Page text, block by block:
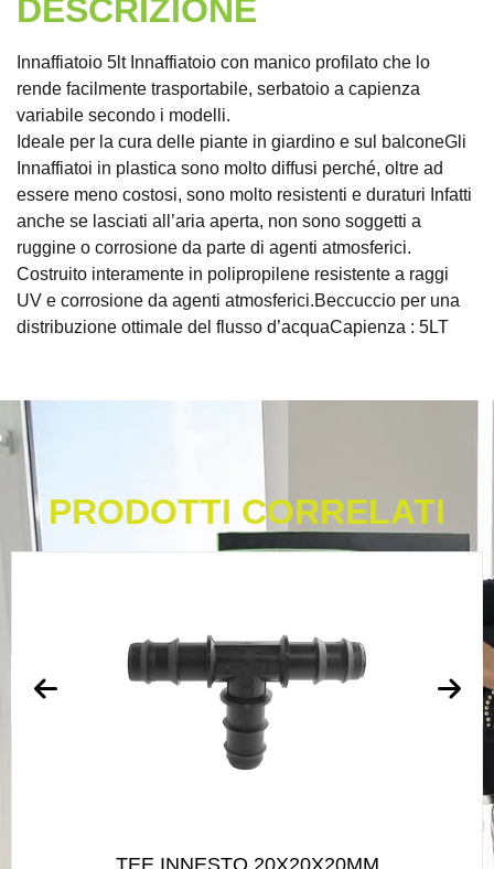
DESCRIZIONE
Innaffiatoio 5lt Innaffiatoio con manico profilato che lo
rende facilmente trasportabile, serbatoio a capienza
variabile secondo i modelli.
Ideale per la cura delle piante in giardino e sul balconeGli
Innaffiatoi in plastica sono molto diffusi perché, oltre ad
essere meno costosi, sono molto resistenti e duraturi Infatti
anche se lasciati all’aria aperta, non sono soggetti a
ruggine o corrosione da parte di agenti atmosferici.
Costruito interamente in polipropilene resistente a raggi
UV e corrosione da agenti atmosferici.Beccuccio per una
distribuzione ottimale del flusso d’acquaCapienza : 5LT
PRODOTTI CORRELATI